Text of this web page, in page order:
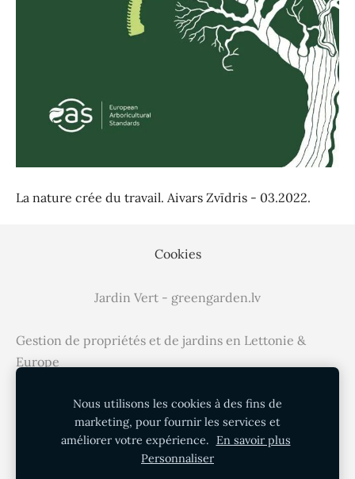
La nature crée du travail. Aivars Zvīdris - 03.2022.
Cookies
Jardin Vert - greengarden.lv
Gestion de propriétés et de jardins en Lettonie &
Europe
Les premiers jardins d'Aivars Zvidris en Lettonie &
+371 - 24600002
Nous utilisons les cookies à des fins de
marketing, pour fournir les services et
améliorer votre expérience.
En savoir plus
Personnaliser